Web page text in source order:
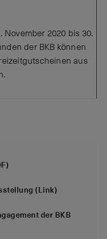
2020 bis 30.
der BKB können
aus
(Link)
der BKB